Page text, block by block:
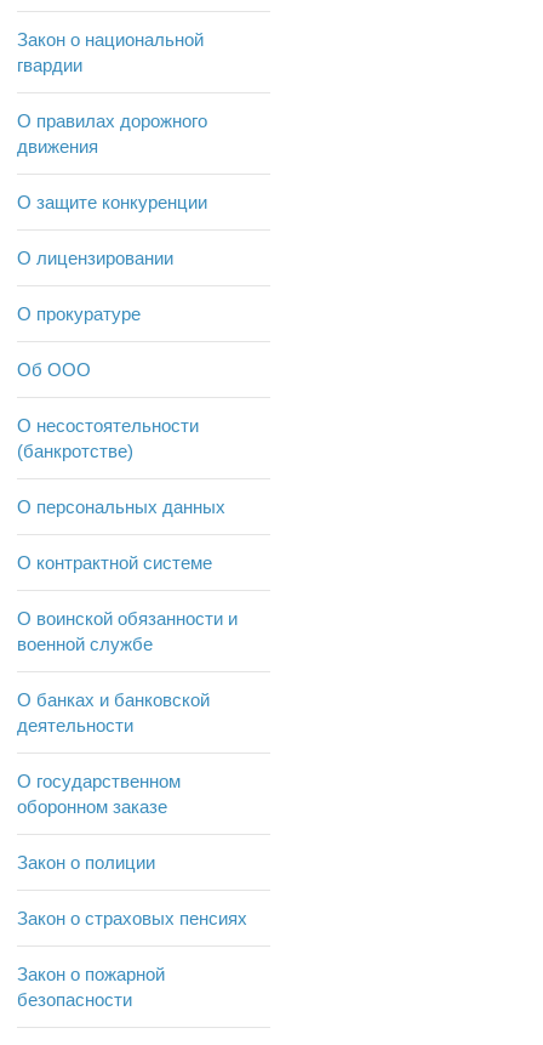
Закон о национальной
гвардии
О правилах дорожного
движения
О защите конкуренции
О лицензировании
О прокуратуре
Об ООО
О несостоятельности
(банкротстве)
О персональных данных
О контрактной системе
О воинской обязанности и
военной службе
О банках и банковской
деятельности
О государственном
оборонном заказе
Закон о полиции
Закон о страховых пенсиях
Закон о пожарной
безопасности